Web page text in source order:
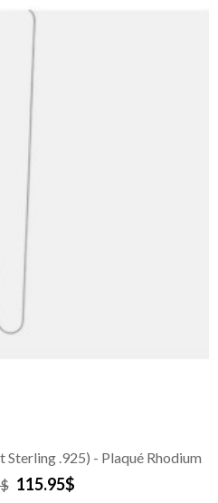
Sterling .925) - Plaqué Rhodium
115.95$